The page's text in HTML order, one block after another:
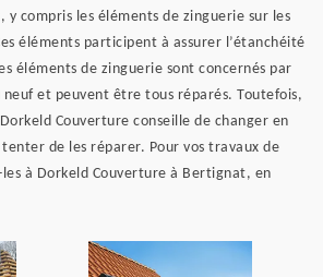
y compris les éléments de zinguerie sur les
éléments participent à assurer l’étanchéité
éléments de zinguerie sont concernés par
neuf et peuvent être tous réparés. Toutefois,
Couverture conseille de changer en
tenter de les réparer. Pour vos travaux de
à Dorkeld Couverture à Bertignat, en